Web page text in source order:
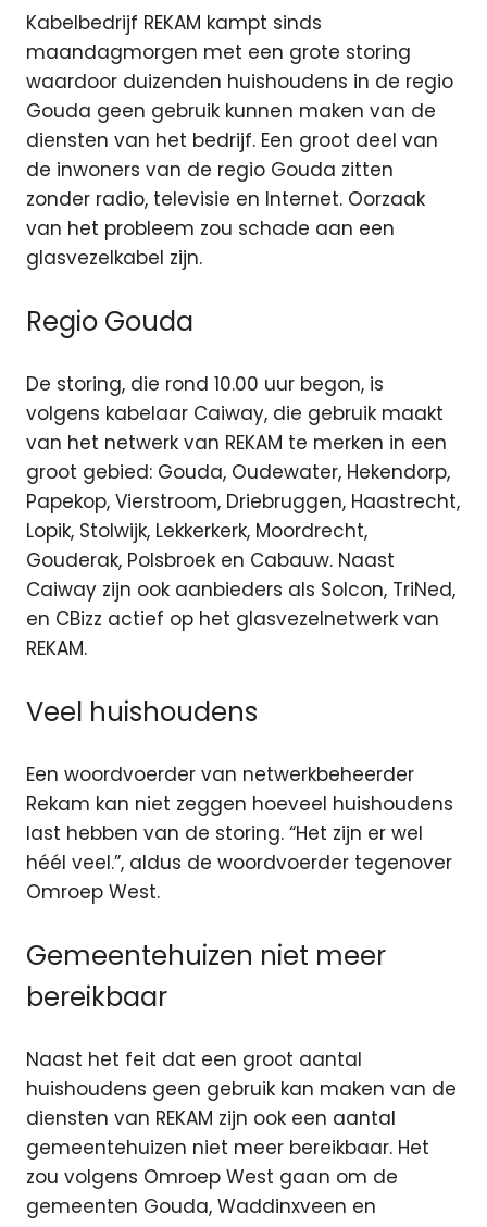
Kabelbedrijf REKAM kampt sinds
maandagmorgen met een grote storing
waardoor duizenden huishoudens in de regio
Gouda geen gebruik kunnen maken van de
diensten van het bedrijf. Een groot deel van
de inwoners van de regio Gouda zitten
zonder radio, televisie en Internet. Oorzaak
van het probleem zou schade aan een
glasvezelkabel zijn.
Regio Gouda
De storing, die rond 10.00 uur begon, is
volgens kabelaar Caiway, die gebruik maakt
van het netwerk van REKAM te merken in een
groot gebied: Gouda, Oudewater, Hekendorp,
Papekop, Vierstroom, Driebruggen, Haastrecht,
Lopik, Stolwijk, Lekkerkerk, Moordrecht,
Gouderak, Polsbroek en Cabauw. Naast
Caiway zijn ook aanbieders als Solcon, TriNed,
en CBizz actief op het glasvezelnetwerk van
REKAM.
Veel huishoudens
Een woordvoerder van netwerkbeheerder
Rekam kan niet zeggen hoeveel huishoudens
last hebben van de storing. “Het zijn er wel
héél veel.”, aldus de woordvoerder tegenover
Omroep West.
Gemeentehuizen niet meer
bereikbaar
Naast het feit dat een groot aantal
huishoudens geen gebruik kan maken van de
diensten van REKAM zijn ook een aantal
gemeentehuizen niet meer bereikbaar. Het
zou volgens Omroep West gaan om de
gemeenten Gouda, Waddinxveen en